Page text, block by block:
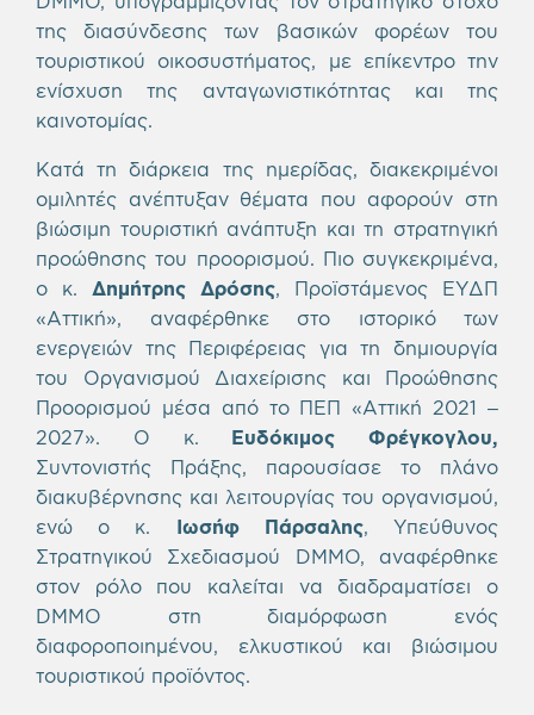
της διασύνδεσης των βασικών φορέων του
τουριστικού οικοσυστήματος, με επίκεντρο την
ενίσχυση της ανταγωνιστικότητας και της
καινοτομίας.
Κατά τη διάρκεια της ημερίδας, διακεκριμένοι
ομιλητές ανέπτυξαν θέματα που αφορούν στη
βιώσιμη τουριστική ανάπτυξη και τη στρατηγική
προώθησης του προορισμού. Πιο συγκεκριμένα,
ο κ. Δημήτρης Δρόσης, Προϊστάμενος ΕΥΔΠ
«Αττική», αναφέρθηκε στο ιστορικό των
ενεργειών της Περιφέρειας για τη δημιουργία
του Οργανισμού Διαχείρισης και Προώθησης
Προορισμού μέσα από το ΠΕΠ «Αττική 2021 –
2027». Ο κ. Ευδόκιμος Φρέγκογλου,
Συντονιστής Πράξης, παρουσίασε το πλάνο
διακυβέρνησης και λειτουργίας του οργανισμού,
ενώ ο κ. Ιωσήφ Πάρσαλης, Υπεύθυνος
Στρατηγικού Σχεδιασμού DMMO, αναφέρθηκε
στον ρόλο που καλείται να διαδραματίσει ο
DMMO στη διαμόρφωση ενός
διαφοροποιημένου, ελκυστικού και βιώσιμου
τουριστικού προϊόντος.